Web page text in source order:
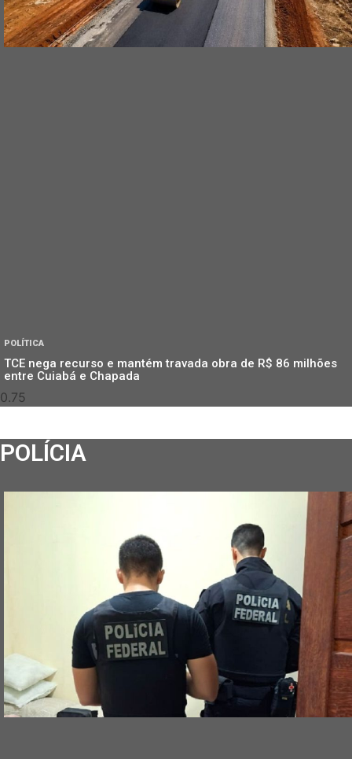
POLÍTICA
TCE nega recurso e mantém travada obra de R$ 86 milhões
entre Cuiabá e Chapada
POLÍCIA